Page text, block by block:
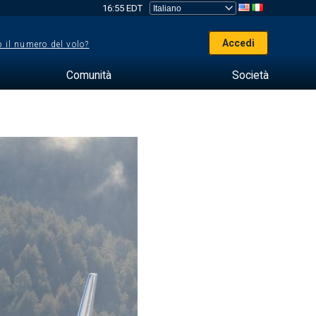
16:55 EDT
il numero del volo? Accedi
Comunità Società